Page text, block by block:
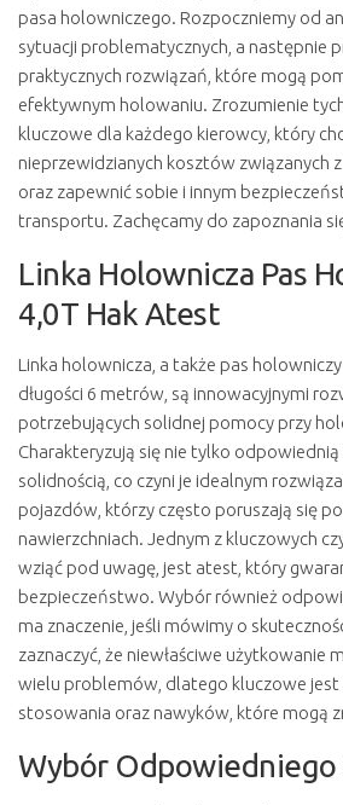
pasa holowniczego. Rozpoczniemy od
sytuacji problematycznych, a następnie
praktycznych rozwiązań, które mogą
efektywnym holowaniu. Zrozumienie
kluczowe dla każdego kierowcy, który
nieprzewidzianych kosztów związanych
oraz zapewnić sobie i innym
transportu. Zachęcamy do zapoznania
Linka Holownicza Pas
4,0T Hak Atest
Linka holownicza, a także pas
długości 6 metrów, są innowacyjnymi
potrzebujących solidnej pomocy przy
Charakteryzują się nie tylko odpowiednią
solidnością, co czyni je idealnym
pojazdów, którzy często poruszają się
nawierzchniach. Jednym z kluczowych
wziąć pod uwagę, jest atest, który
bezpieczeństwo. Wybór również
ma znaczenie, jeśli mówimy o
zaznaczyć, że niewłaściwe użytkowanie
wielu problemów, dlatego kluczowe jest
stosowania oraz nawyków, które mogą
Wybór Odpowiedniego